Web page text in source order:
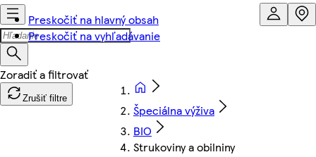
Preskočiť na hlavný obsah
Preskočiť na vyhľadávanie
Zrušiť filtre
Špeciálna výživa
BIO
Strukoviny a obilniny